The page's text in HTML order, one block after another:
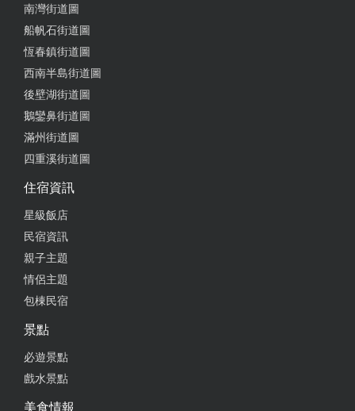
老闆娘很親切，煮飯、娛樂設備超齊全，甚至還有小
孩遊戲室，房間數也夠多，好幾個家庭一起住也沒問
題，真的大推！！！
老闆人很好，房間很舒適，且有專用停車位，附近不
遠處就有不錯的餐廳
恆春最強包棟民宿沒有之一！娛樂設備一應具全，還
有超強的兒童遊戲室，孩子的天堂爸媽的救星，在這
南灣街道圖
船帆石街道圖
恆春鎮街道圖
西南半島街道圖
後壁湖街道圖
鵝鑾鼻街道圖
滿州街道圖
四重溪街道圖
住宿資訊
星級飯店
民宿資訊
親子主題
情侶主題
包棟民宿
景點
必遊景點
戲水景點
美食情報